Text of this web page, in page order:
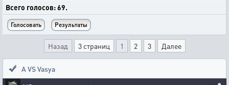
Всего голосов: 69.
Назад 3 страниц 1 2 3 Далее
A VS Vasya